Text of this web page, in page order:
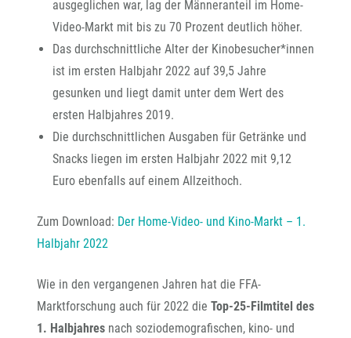
ausgeglichen war, lag der Männeranteil im Home-
Video-Markt mit bis zu 70 Prozent deutlich höher.
Das durchschnittliche Alter der Kinobesucher*innen
ist im ersten Halbjahr 2022 auf 39,5 Jahre
gesunken und liegt damit unter dem Wert des
ersten Halbjahres 2019.
Die durchschnittlichen Ausgaben für Getränke und
Snacks liegen im ersten Halbjahr 2022 mit 9,12
Euro ebenfalls auf einem Allzeithoch.
Zum Download: Der Home-Video- und Kino-Markt – 1.
Halbjahr 2022
Wie in den vergangenen Jahren hat die FFA-
Marktforschung auch für 2022 die Top-25-Filmtitel des
1. Halbjahres nach soziodemografischen, kino- und